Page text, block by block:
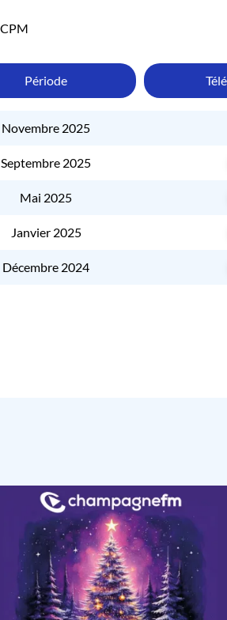
Période
Novembre 2025
Septembre 2025
Mai 2025
Janvier 2025
Décembre 2024